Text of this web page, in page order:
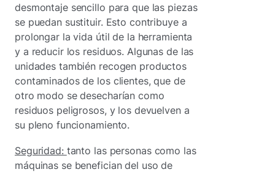
desmontaje sencillo para que las piezas
se puedan sustituir. Esto contribuye a
prolongar la vida útil de la herramienta
y a reducir los residuos. Algunas de las
unidades también recogen productos
contaminados de los clientes, que de
otro modo se desecharían como
residuos peligrosos, y los devuelven a
su pleno funcionamiento.
Seguridad: tanto las personas como las
máquinas se benefician del uso de